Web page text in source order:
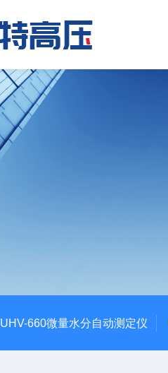
UHV-660微量水分自动测定仪